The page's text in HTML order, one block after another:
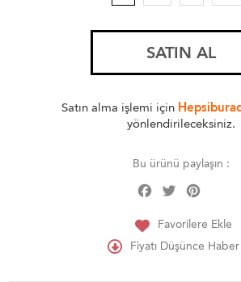
SATIN AL
Satın alma işlemi için
yönlendirileceksiniz.
Bu ürünü paylaşın :
Facebook
Twitter
Favorilere Ekle
Fiyatı Düşünce